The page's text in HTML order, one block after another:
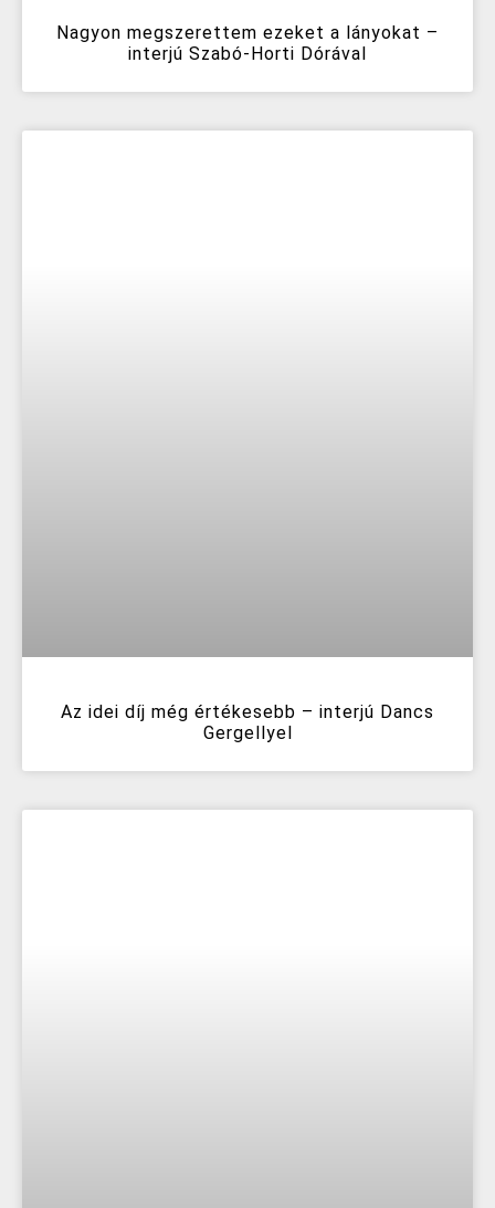
Nagyon megszerettem ezeket a lányokat –
interjú Szabó-Horti Dórával
Az idei díj még értékesebb – interjú Dancs
Gergellyel